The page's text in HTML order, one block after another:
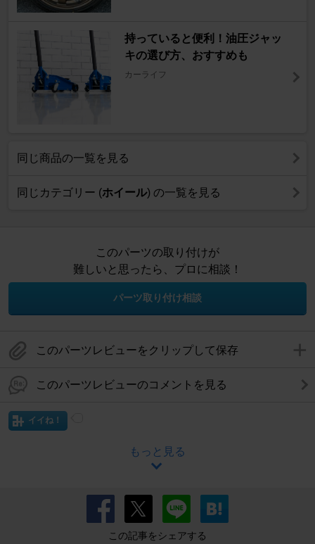
持っていると便利！油圧ジャッ
キの選び方、おすすめも
カーライフ
同じ商品の一覧を見る
同じカテゴリー (ホイール) の一覧を見る
このパーツの取り付けが
難しいと思ったら、プロに相談！
パーツ取り付け相談
このパーツレビューをクリップして保存
このパーツレビューのコメントを見る
イイね！
もっと見る
この記事をシェアする